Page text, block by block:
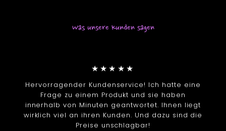
Was unsere Kunden sagen
★★★★★
Hervorragender Kundenservice! Ich hatte eine
Frage zu einem Produkt und sie haben
innerhalb von Minuten geantwortet. Ihnen liegt
wirklich viel an ihren Kunden. Und dazu sind die
Preise unschlagbar!